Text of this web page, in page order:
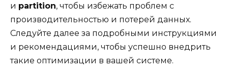
и partition, чтобы избежать проблем с
производительностью и потерей данных.
Следуйте далее за подробными инструкциями
и рекомендациями, чтобы успешно внедрить
такие оптимизации в вашей системе.